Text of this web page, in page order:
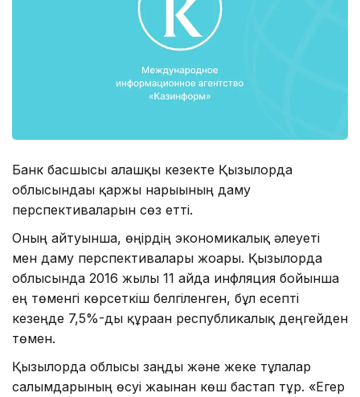
Банк басшысы алғашқы кезекте Қызылорда
облысындағы қаржы нарығының даму
перспективаларын сөз етті.
Оның айтуынша, өңірдің экономикалық әлеуеті
мен даму перспективалары жоғары. Қызылорда
облысында 2016 жылғы 11 айда инфляция бойынша
ең төменгі көрсеткіш белгіленген, бұл есепті
кезеңде 7,5%-ды құраған республикалық деңгейден
төмен.
Қызылорда облысы заңды және жеке тұлғалар
салымдарының өсуі жағынан көш бастап тұр. «Егер